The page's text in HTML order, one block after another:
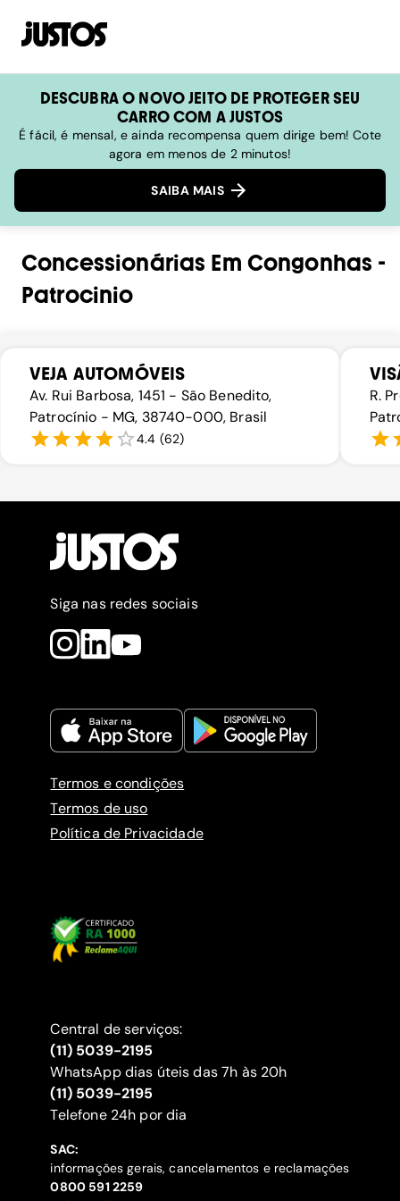
DESCUBRA O NOVO JEITO DE PROTEGER SEU
CARRO COM A JUSTOS
É fácil, é mensal, e ainda recompensa quem dirige bem! Cote
agora em menos de 2 minutos!
SAIBA MAIS
Concessionárias Em Congonhas -
Patrocinio
VEJA AUTOMÓVEIS
Av. Rui Barbosa, 1451 - São Benedito,
Patrocínio - MG, 38740-000, Brasil
4.4 (62)
R.
Siga nas redes sociais
Termos e condições
Termos de uso
Política de Privacidade
Central de serviços:
(11) 5039-2195
WhatsApp dias úteis das 7h às 20h
(11) 5039-2195
‍Telefone 24h por dia
SAC:
informações gerais, cancelamentos e reclamações
‍0800 591 2259